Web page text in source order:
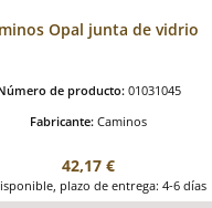
Opal junta de vidrio
de producto: 01031045
Fabricante: Caminos
Precio normal:
42,17 €
plazo de entrega: 4-6 días